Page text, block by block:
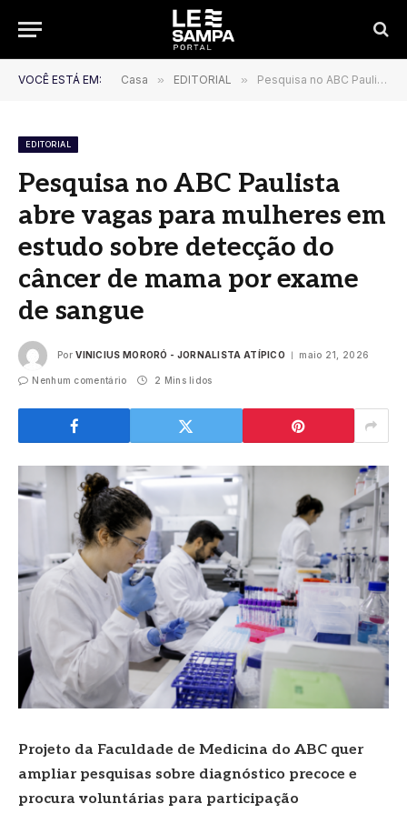
VOCÊ ESTÁ EM: Casa » EDITORIAL » Pesquisa no ABC Paulista abre vagas para mulheres em estudo sobre detecção do câncer de mama por exame de sangue
EDITORIAL
Pesquisa no ABC Paulista
abre vagas para mulheres em
estudo sobre detecção do
câncer de mama por exame
de sangue
Por VINICIUS MORORÓ - JORNALISTA ATÍPICO maio 21, 2026
Nenhum comentário 2 Mins lidos
Projeto da Faculdade de Medicina do ABC quer
ampliar pesquisas sobre diagnóstico precoce e
procura voluntárias para participação